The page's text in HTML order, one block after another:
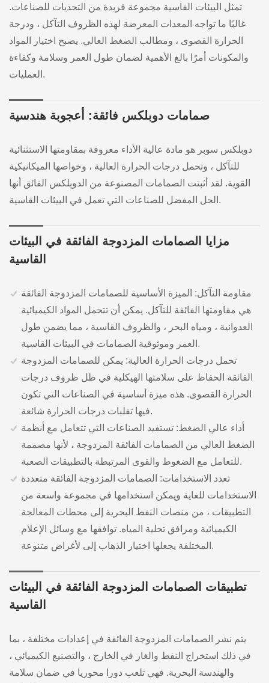
تمثل البيئات القاسية مجموعة فريدة من التحديات للصناعات.
غالبًا ما تواجه المعدات المعرضة لهذه الظروف التآكل ، ودرجة
الحرارة القصوى ، ومطالب الضغط العالي. يصبح اختيار المواد
والمكونات أمرًا بالغ الأهمية لضمان طول العمر وسلامة وكفاءة
العمليات.
صمامات دوبلكس فائقة: أعجوبة هندسية
دوبلكس سوبر هو مادة عالية الأداء معروفة بمقاومتها الاستثنائية
للتآكل ، وتحمل درجات الحرارة العالية ، وخواصها الميكانيكية
القوية. لقد أثبتت الصمامات المصنوعة من الدوبلكس الفائق أنها
الحل المفضل للصناعات التي تعمل في البيئات القاسية.
مزايا الصمامات المزدوجة الفائقة في البيئات
القاسية
مقاومة التآكل: الميزة الأساسية للصمامات المزدوجة الفائقة
هي مقاومتها الفائقة للتآكل. يمكن أن تتحمل المواد الكيميائية
العدوانية ، ومياه البحر ، والظروف القاسية ، مما يضمن طول
العمر وموثوقية الصمامات في البيئات القاسية.
تحمل درجات الحرارة العالية: يمكن للصمامات المزدوجة
الفائقة الحفاظ على سلامتها الهيكلية في ظل ظروف درجات
الحرارة القصوى. هذه ميزة أساسية في الصناعات التي تكون
فيها تقلبات درجات الحرارة شائعة.
أداء عالي الضغط: تستفيد الصناعات التي تتعامل مع أنظمة
الضغط العالي من الصمامات الفائقة المزدوجة ، لأنها مصممة
للتعامل مع الضغوط والقوى المرتبطة بالتطبيقات الصعبة.
تعدد الاستخدامات: الصمامات المزدوجة الفائقة متعددة
الاستخدامات للغاية ويمكن استخدامها في مجموعة واسعة من
التطبيقات ، من منصات النفط البحرية إلى محطات المعالجة
الكيميائية ومرافق تحلية المياه. توافقها مع وسائل الإعلام
المختلفة يجعلها اختيار الذهاب إلى لأغراض متنوعة.
تطبيقات الصمامات المزدوجة الفائقة في البيئات
القاسية
يتم نشر الصمامات المزدوجة الفائقة في إعدادات مختلفة ، بما
في ذلك استخراج النفط والغاز في الخارج ، والتصنيع الكيميائي ،
والهندسة البحرية. فهي تلعب دورا محوريا في ضمان سلامة